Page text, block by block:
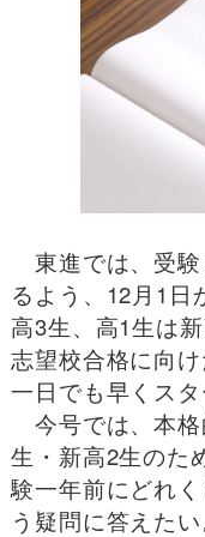
東進では、受験
るよう、12月1日
高3生、高1生は
志望校合格に向
一日でも早くスタ
今号では、本
生・新高2生のた
験一年前にどれ
う疑問に答えた